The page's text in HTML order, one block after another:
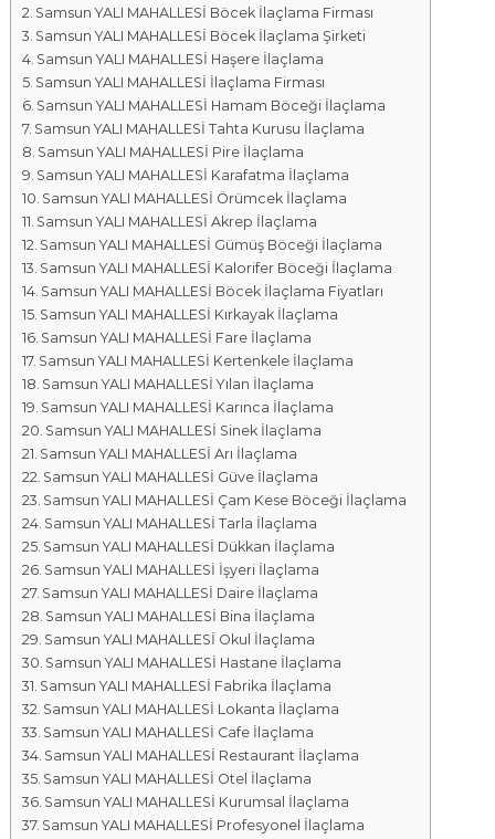
a
l
a
r
ı
Samsun YALI MAHALLESİ Böcek İlaçlama Firması
Samsun YALI MAHALLESİ Böcek İlaçlama Şirketi
Samsun YALI MAHALLESİ Haşere İlaçlama
Samsun YALI MAHALLESİ İlaçlama Firması
Samsun YALI MAHALLESİ Hamam Böceği İlaçlama
Samsun YALI MAHALLESİ Tahta Kurusu İlaçlama
Samsun YALI MAHALLESİ Pire İlaçlama
Samsun YALI MAHALLESİ Karafatma İlaçlama
Samsun YALI MAHALLESİ Örümcek İlaçlama
Samsun YALI MAHALLESİ Akrep İlaçlama
Samsun YALI MAHALLESİ Gümüş Böceği İlaçlama
Samsun YALI MAHALLESİ Kalorifer Böceği İlaçlama
Samsun YALI MAHALLESİ Böcek İlaçlama Fiyatları
Samsun YALI MAHALLESİ Kırkayak İlaçlama
Samsun YALI MAHALLESİ Fare İlaçlama
Samsun YALI MAHALLESİ Kertenkele İlaçlama
Samsun YALI MAHALLESİ Yılan İlaçlama
Samsun YALI MAHALLESİ Karınca İlaçlama
Samsun YALI MAHALLESİ Sinek İlaçlama
Samsun YALI MAHALLESİ Arı İlaçlama
Samsun YALI MAHALLESİ Güve İlaçlama
Samsun YALI MAHALLESİ Çam Kese Böceği İlaçlama
Samsun YALI MAHALLESİ Tarla İlaçlama
Samsun YALI MAHALLESİ Dükkan İlaçlama
Samsun YALI MAHALLESİ İşyeri İlaçlama
Samsun YALI MAHALLESİ Daire İlaçlama
Samsun YALI MAHALLESİ Bina İlaçlama
Samsun YALI MAHALLESİ Okul İlaçlama
Samsun YALI MAHALLESİ Hastane İlaçlama
Samsun YALI MAHALLESİ Fabrika İlaçlama
Samsun YALI MAHALLESİ Lokanta İlaçlama
Samsun YALI MAHALLESİ Cafe İlaçlama
Samsun YALI MAHALLESİ Restaurant İlaçlama
Samsun YALI MAHALLESİ Otel İlaçlama
Samsun YALI MAHALLESİ Kurumsal İlaçlama
Samsun YALI MAHALLESİ Profesyonel İlaçlama